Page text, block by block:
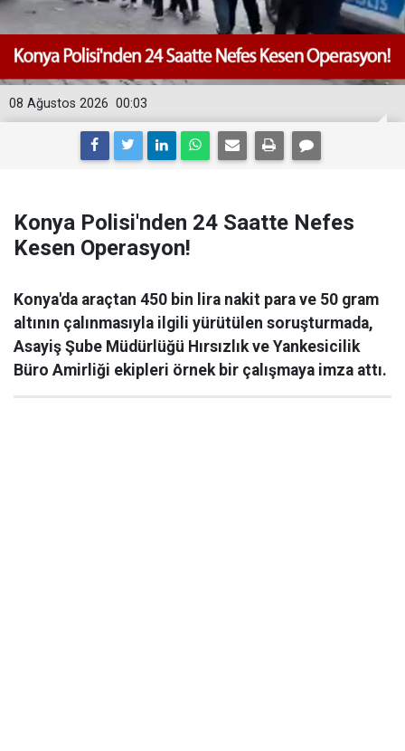
00:03
08 Ağustos 2026
Konya Polisi'nden 24 Saatte Nefes
Kesen Operasyon!
Konya'da araçtan 450 bin lira nakit para ve 50 gram
altının çalınmasıyla ilgili yürütülen soruşturmada,
Asayiş Şube Müdürlüğü Hırsızlık ve Yankesicilik
Büro Amirliği ekipleri örnek bir çalışmaya imza attı.